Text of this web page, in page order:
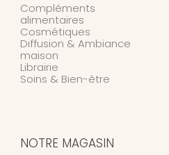
Compléments
alimentaires
Cosmétiques
Diffusion & Ambiance
maison
Librairie
Soins & Bien-être
NOTRE MAGASIN